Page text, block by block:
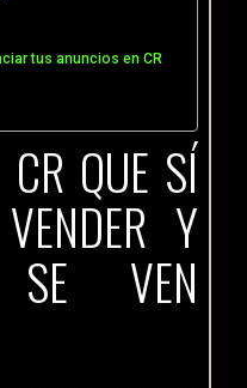
tus anuncios en CR
QUE SÍ
Y
VEN